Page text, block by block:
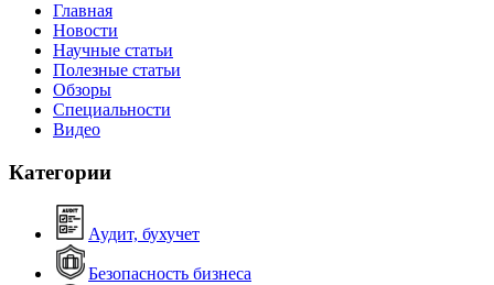
Главная
Новости
Научные статьи
Полезные статьи
Обзоры
Специальности
Видео
Категории
Аудит, бухучет
Безопасность бизнеса